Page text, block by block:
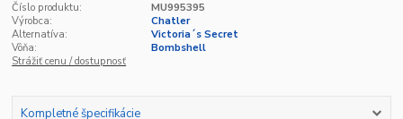
Číslo produktu:
MU995395
Výrobca:
Chatler
Alternatíva:
Victoria´s Secret
Vôňa:
Bombshell
Strážiť cenu / dostupnosť
Kompletné špecifikácie